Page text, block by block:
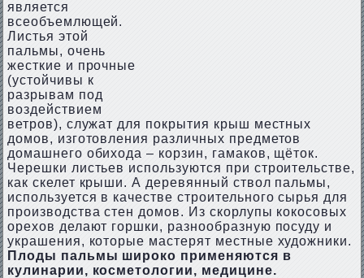
является
всеобъемлющей.
Листья этой
пальмы, очень
жесткие и прочные
(устойчивы к
разрывам под
воздействием
ветров), служат для покрытия крыш местных
домов, изготовления различных предметов
домашнего обихода – корзин, гамаков, щёток.
Черешки листьев используются при строительстве,
как скелет крыши. А деревянный ствол пальмы,
используется в качестве строительного сырья для
производства стен домов. Из скорлупы кокосовых
орехов делают горшки, разнообразную посуду и
украшения, которые мастерят местные художники.
Плоды пальмы широко применяются в
кулинарии, косметологии, медицине.